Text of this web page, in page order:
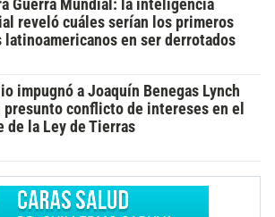
Guerra Mundial: la inteligencia
reveló cuáles serían los primeros
latinoamericanos en ser derrotados
impugnó a Joaquín Benegas Lynch
presunto conflicto de intereses en el
de la Ley de Tierras